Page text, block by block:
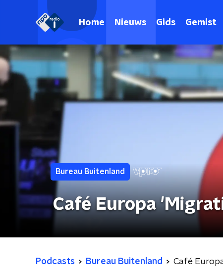
Home Nieuws Gids Gemist
Bureau Buitenland
Café Europa
Podcasts Bureau Buitenland Café